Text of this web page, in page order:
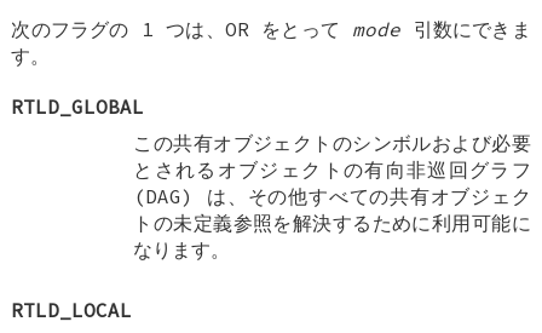
次のフラグの 1 つは、OR をとって mode 引数にできま
す。
RTLD_GLOBAL
この共有オブジェクトのシンボルおよび必要
とされるオブジェクトの有向非巡回グラフ
(DAG) は、その他すべての共有オブジェク
トの未定義参照を解決するために利用可能に
なります。
RTLD_LOCAL